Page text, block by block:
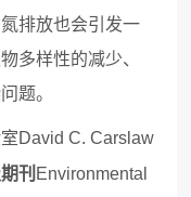
排放也会引发一
多样性的减少、
题。
David C. Carslaw
刊 Environmental